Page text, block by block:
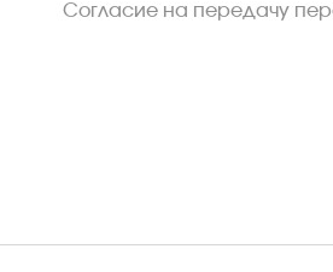
Согласие на передачу